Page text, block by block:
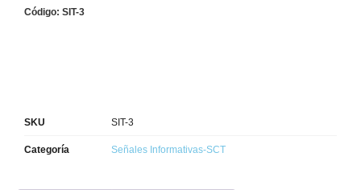
Código: SIT-3
SKU SIT-3
Categoría Señales Informativas-SCT